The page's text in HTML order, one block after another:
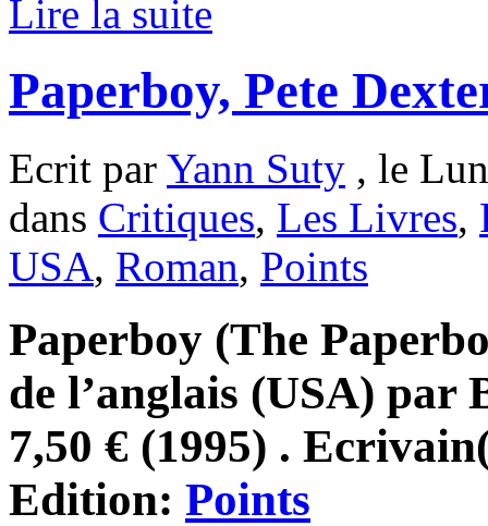
Lire la suite
Paperboy, Pete
Ecrit par Yann Suty , le
dans Critiques, Les Livres,
USA, Roman, Points
Paperboy (The
de l’anglais (USA) par
7,50 € (1995) .
Edition: Points